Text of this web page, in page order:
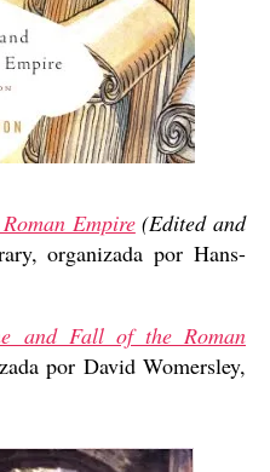
Empire(Edited and
organizada por Hans-
and Fall of the Roman
por David Womersley,